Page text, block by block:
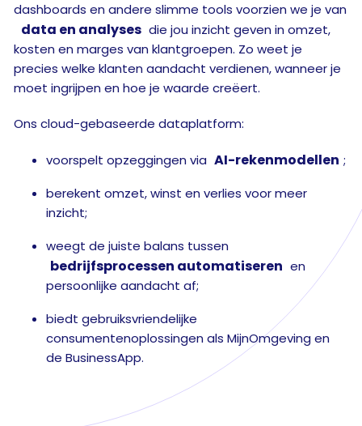
dashboards en andere slimme tools voorzien we je van
data en analyses die jou inzicht geven in omzet,
kosten en marges van klantgroepen. Zo weet je
precies welke klanten aandacht verdienen, wanneer je
moet ingrijpen en hoe je waarde creëert.
Ons cloud-gebaseerde dataplatform:
voorspelt opzeggingen via AI-rekenmodellen ;
berekent omzet, winst en verlies voor meer
inzicht;
weegt de juiste balans tussen
bedrijfsprocessen automatiseren en
persoonlijke aandacht af;
biedt gebruiksvriendelijke
consumentenoplossingen als MijnOmgeving en
de BusinessApp.